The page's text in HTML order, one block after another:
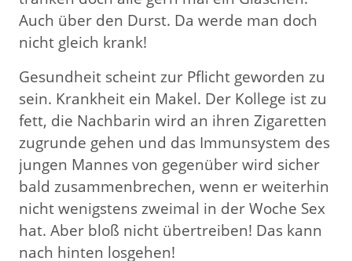
Auch über den Durst. Da werde man doch
nicht gleich krank!
Gesundheit scheint zur Pflicht geworden zu
sein. Krankheit ein Makel. Der Kollege ist zu
fett, die Nachbarin wird an ihren Zigaretten
zugrunde gehen und das Immunsystem des
jungen Mannes von gegenüber wird sicher
bald zusammenbrechen, wenn er weiterhin
nicht wenigstens zweimal in der Woche Sex
hat. Aber bloß nicht übertreiben! Das kann
nach hinten losgehen!